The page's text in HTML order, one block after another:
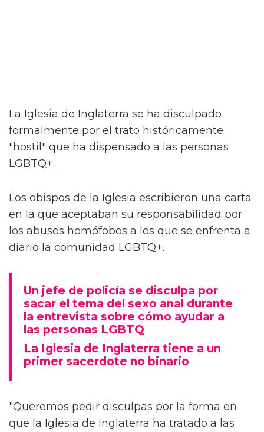
La Iglesia de Inglaterra se ha disculpado
formalmente por el trato históricamente
"hostil" que ha dispensado a las personas
LGBTQ+.
Los obispos de la Iglesia escribieron una carta
en la que aceptaban su responsabilidad por
los abusos homófobos a los que se enfrenta a
diario la comunidad LGBTQ+.
Un jefe de policía se disculpa por
sacar el tema del sexo anal durante
la entrevista sobre cómo ayudar a
las personas LGBTQ
La Iglesia de Inglaterra tiene a un
primer sacerdote no binario
"Queremos pedir disculpas por la forma en
que la Iglesia de Inglaterra ha tratado a las